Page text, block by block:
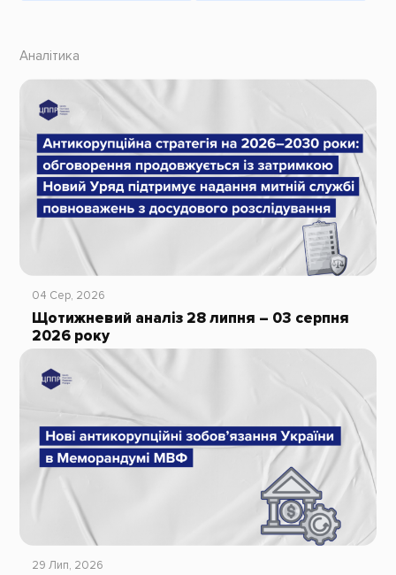
Аналітика
04 Сер, 2026
Щотижневий аналіз 28 липня – 03 серпня
2026 року
29 Лип, 2026